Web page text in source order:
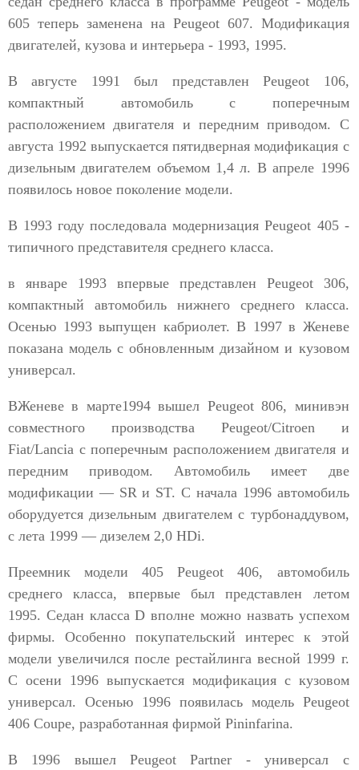
605 теперь заменена на Peugeot 607. Модификация
двигателей, кузова и интерьера - 1993, 1995.
В августе 1991 был представлен Peugeot 106,
компактный автомобиль с поперечным
расположением двигателя и передним приводом. С
августа 1992 выпускается пятидверная модификация с
дизельным двигателем объемом 1,4 л. В апреле 1996
появилось новое поколение модели.
В 1993 году последовала модернизация Peugeot 405 -
типичного представителя среднего класса.
в январе 1993 впервые представлен Peugeot 306,
компактный автомобиль нижнего среднего класса.
Осенью 1993 выпущен кабриолет. В 1997 в Женеве
показана модель с обновленным дизайном и кузовом
универсал.
ВЖеневе в марте1994 вышел Peugeot 806, минивэн
совместного производства Peugeot/Citroen и
Fiat/Lancia с поперечным расположением двигателя и
передним приводом. Автомобиль имеет две
модификации — SR и ST. С начала 1996 автомобиль
оборудуется дизельным двигателем с турбонаддувом,
с лета 1999 — дизелем 2,0 HDi.
Преемник модели 405 Peugeot 406, автомобиль
среднего класса, впервые был представлен летом
1995. Седан класса D вполне можно назвать успехом
фирмы. Особенно покупательский интерес к этой
модели увеличился после рестайлинга весной 1999 г.
С осени 1996 выпускается модификация с кузовом
универсал. Осенью 1996 появилась модель Peugeot
406 Coupe, разработанная фирмой Pininfarina.
В 1996 вышел Peugeot Partner - универсал с